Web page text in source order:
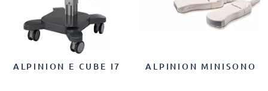
ALPINION E CUBE I7 ALPINION MINISONO